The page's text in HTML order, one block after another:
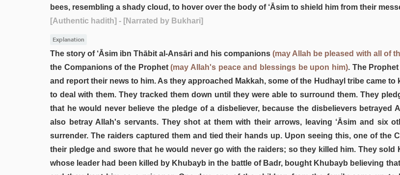
bees, resembling a shady cloud, to hover over the body of ‘Āsim to shield him from their
[Authentic hadith] - [Narrated by Bukhari]
Explanation
The story of ‘Āsim ibn Thābit al-Ansāri and his companions(may Allah be pleased with all of
the Companions of the Prophet(may Allah's peace and blessings be upon him). The
and report their news to him. As they approached Makkah, some of the Hudhayl tribe came
to deal with them. They tracked them down until they were able to surround them. They
that he would never believe the pledge of a disbeliever, because the disbelievers betrayed
also betray Allah's servants. They shot at them with their arrows, leaving ‘Āsim and six
surrender. The raiders captured them and tied their hands up. Upon seeing this, one of the
their pledge and swore that he would never go with the raiders; so they killed him. They
whose leader had been killed by Khubayb in the battle of Badr, bought Khubayb believing